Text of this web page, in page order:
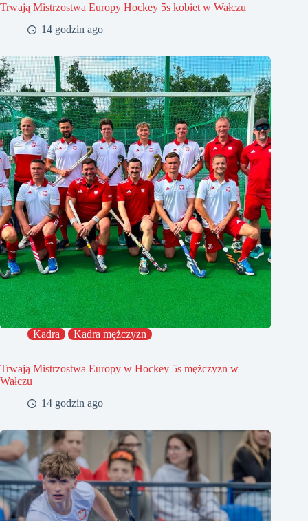
Trwają Mistrzostwa Europy Hockey 5s kobiet w Wałczu
14 godzin ago
Kadra Kadra mężczyzn
Trwają Mistrzostwa Europy w Hockey 5s mężczyzn w
Wałczu
14 godzin ago